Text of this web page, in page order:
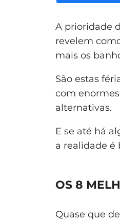
A prioridade
revelem
mais os
São estas
com
alternativas.
E se até há
a realidade é
OS 8
Quase que